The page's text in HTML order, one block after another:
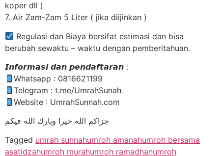
koper dll )
7. Air Zam-Zam 5 Liter ( jika diijinkan )
Regulasi dan Biaya bersifat estimasi dan bisa
berubah sewaktu – waktu dengan pemberitahuan.
𝙄𝙣𝙛𝙤𝙧𝙢𝙖𝙨𝙞 𝙙𝙖𝙣 𝙥𝙚𝙣𝙙𝙖𝙛𝙩𝙖𝙧𝙖𝙣 :
Whatsapp : 0816621199
Telegram : t.me/UmrahSunah
Website : UmrahSunnah.com
جزاكم الله خيرا وبارك الله فيكم
Tagged umrah sunnahumroh amanahumroh bersama
asatidzahumroh murahumroh ramadhanumroh